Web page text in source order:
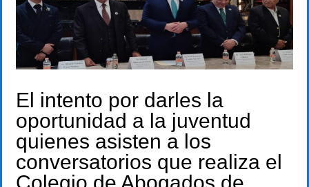
El intento por darles la
oportunidad a la juventud
quienes asisten a los
conversatorios que realiza el